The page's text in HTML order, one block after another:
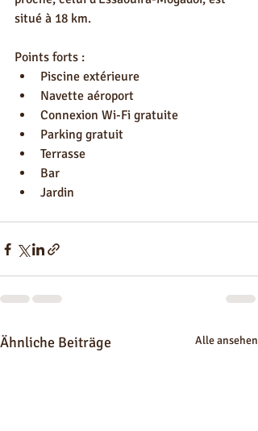
situé à 18 km.
Points forts :
Piscine extérieure
Navette aéroport
Connexion Wi-Fi gratuite
Parking gratuit
Terrasse
Bar
Jardin
Ähnliche Beiträge Alle ansehen